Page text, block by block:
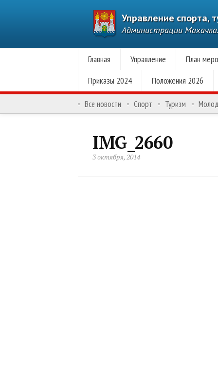
Управление спорта,
Администрации
Главная Управление План
Приказы 2024
Положения 2026
Все новости Спорт Туризм
IMG_2660
3 октября, 2014